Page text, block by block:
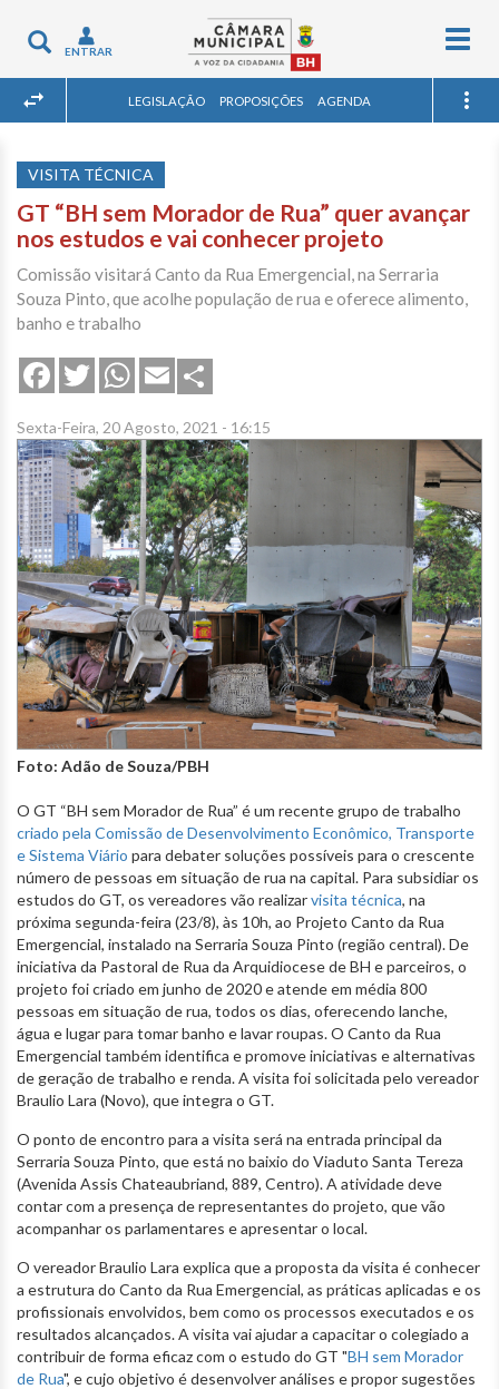
Toggle
navigation
ENTRAR
LEGISLAÇÃO PROPOSIÇÕES AGENDA
VISITA TÉCNICA
GT “BH sem Morador de Rua” quer avançar
nos estudos e vai conhecer projeto
Comissão visitará Canto da Rua Emergencial, na Serraria
Souza Pinto, que acolhe população de rua e oferece alimento,
banho e trabalho
FacebookTwitterWhatsApp
Email
Sexta-Feira, 20 Agosto, 2021 - 16:15
Foto: Adão de Souza/PBH
O GT “BH sem Morador de Rua” é um recente grupo de trabalho
criado pela Comissão de Desenvolvimento Econômico, Transporte
e Sistema Viário para debater soluções possíveis para o crescente
número de pessoas em situação de rua na capital. Para subsidiar os
estudos do GT, os vereadores vão realizarvisita técnica, na
próxima segunda-feira (23/8), às 10h, ao Projeto Canto da Rua
Emergencial, instalado na Serraria Souza Pinto (região central). De
iniciativa da Pastoral de Rua da Arquidiocese de BH e parceiros, o
projeto foi criado em junho de 2020 e atende em média 800
pessoas em situação de rua, todos os dias, oferecendo lanche,
água e lugar para tomar banho e lavar roupas. O Canto da Rua
Emergencial também identifica e promove iniciativas e alternativas
de geração de trabalho e renda. A visita foi solicitada pelo vereador
Braulio Lara (Novo), que integra o GT.
O ponto de encontro para a visita será na entrada principal da
Serraria Souza Pinto, que está no baixio do Viaduto Santa Tereza
(Avenida Assis Chateaubriand, 889, Centro). A atividade deve
contar com a presença de representantes do projeto, que vão
acompanhar os parlamentares e apresentar o local.
O vereador Braulio Lara explica que a proposta da visita é conhecer
a estrutura do Canto da Rua Emergencial, as práticas aplicadas e os
profissionais envolvidos, bem como os processos executados e os
resultados alcançados. A visita vai ajudar a capacitar o colegiado a
contribuir de forma eficaz com o estudo do GT "BH sem Morador
de Rua", e cujo objetivo é desenvolver análises e propor sugestões